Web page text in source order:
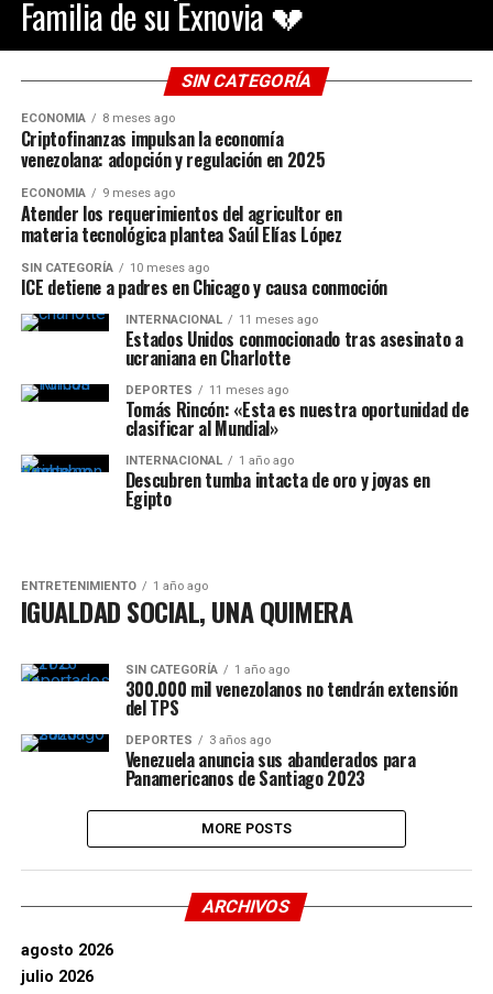
Familia de su Exnovia 💔
SIN CATEGORÍA
ECONOMÍA 8 meses ago
Criptofinanzas impulsan la economía
venezolana: adopción y regulación en 2025
ECONOMÍA 9 meses ago
Atender los requerimientos del agricultor en
materia tecnológica plantea Saúl Elías López
SIN CATEGORÍA 10 meses ago
ICE detiene a padres en Chicago y causa conmoción
INTERNACIONAL 11 meses ago
Estados Unidos conmocionado tras asesinato a
ucraniana en Charlotte
DEPORTES 11 meses ago
Tomás Rincón: «Esta es nuestra oportunidad de
clasificar al Mundial»
INTERNACIONAL 1 año ago
Descubren tumba intacta de oro y joyas en
Egipto
ENTRETENIMIENTO 1 año ago
IGUALDAD SOCIAL, UNA QUIMERA
SIN CATEGORÍA 1 año ago
300.000 mil venezolanos no tendrán extensión
del TPS
DEPORTES 3 años ago
Venezuela anuncia sus abanderados para
Panamericanos de Santiago 2023
MORE POSTS
ARCHIVOS
agosto 2026
julio 2026